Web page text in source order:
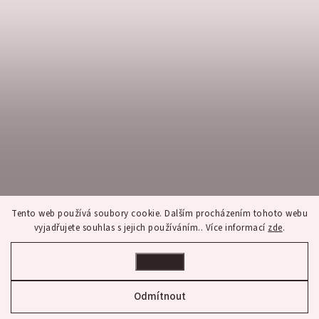
Tento web používá soubory cookie. Dalším procházením tohoto webu
vyjadřujete souhlas s jejich používáním.. Více informací zde.
Odmítnout
Sledovat na Instagramu